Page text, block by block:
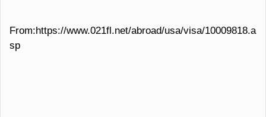
From:https://www.021fl.net/abroad/usa/visa/10009818.a
sp